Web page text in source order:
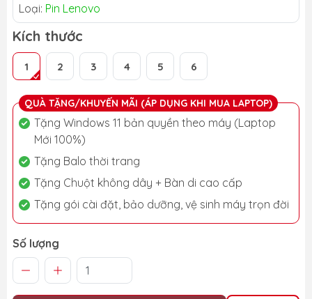
Loại: Pin Lenovo
Kích thước
1 2 3 4 5 6
QUÀ TẶNG/KHUYẾN MÃI (ÁP DỤNG KHI MUA LAPTOP)
Tặng Windows 11 bản quyền theo máy (Laptop
Mới 100%)
Tặng Balo thời trang
Tặng Chuột không dây + Bàn di cao cấp
Tặng gói cài đặt, bảo dưỡng, vệ sinh máy trọn đời
Số lượng